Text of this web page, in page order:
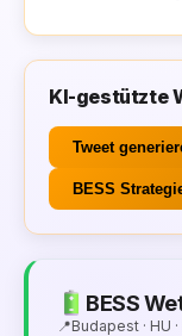
KI-gestützte
Tweet
BESS
BESS
📍Budapest · HU